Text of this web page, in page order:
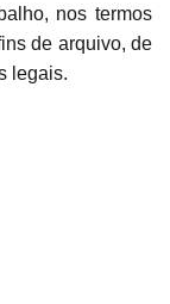
nos termos
de arquivo, de
legais.